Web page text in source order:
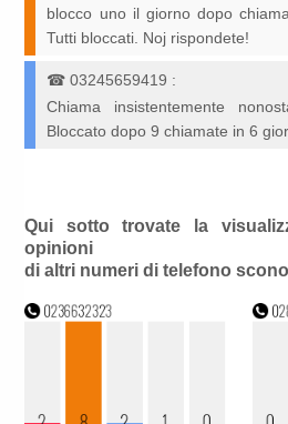
blocco uno il giorno dopo
Tutti bloccati. Noj rispondete!
☎03245659419 :
Chiama insistentemente
Bloccato dopo 9 chiamate in 6
Qui sotto trovate la
opinioni
di altri numeri di telefono